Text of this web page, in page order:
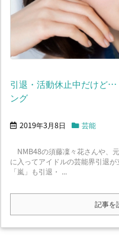
引退・活動休止中だけど
ング
2019年3月8日 芸能
NMB48の須藤凜々花さんや、
に入ってアイドルの芸能界引退
「嵐」も引退・ ...
記事を